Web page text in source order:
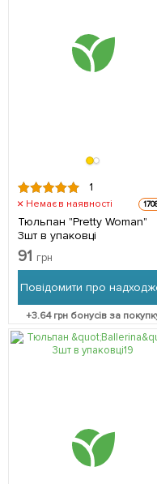
1
Немає в наявності
Тюльпан "Pretty Woman"
3шт в упаковці
91 грн
Повідомити про
+3.64грн бонусів за